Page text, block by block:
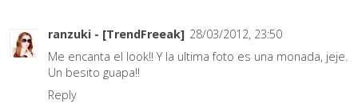
ranzuki - [TrendFreeak] 28/03/2012, 23:50
Me encanta el look!! Y la ultima foto es una monada, jeje.
Un besito guapa!!
Reply